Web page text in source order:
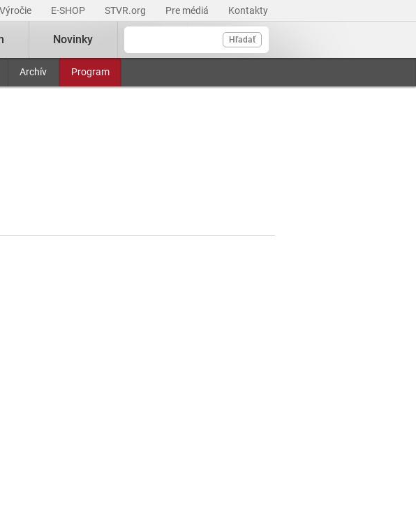
Výročie E-SHOP STVR.org Pre médiá Kontakty
Hľadať
Archív Program
Novinky